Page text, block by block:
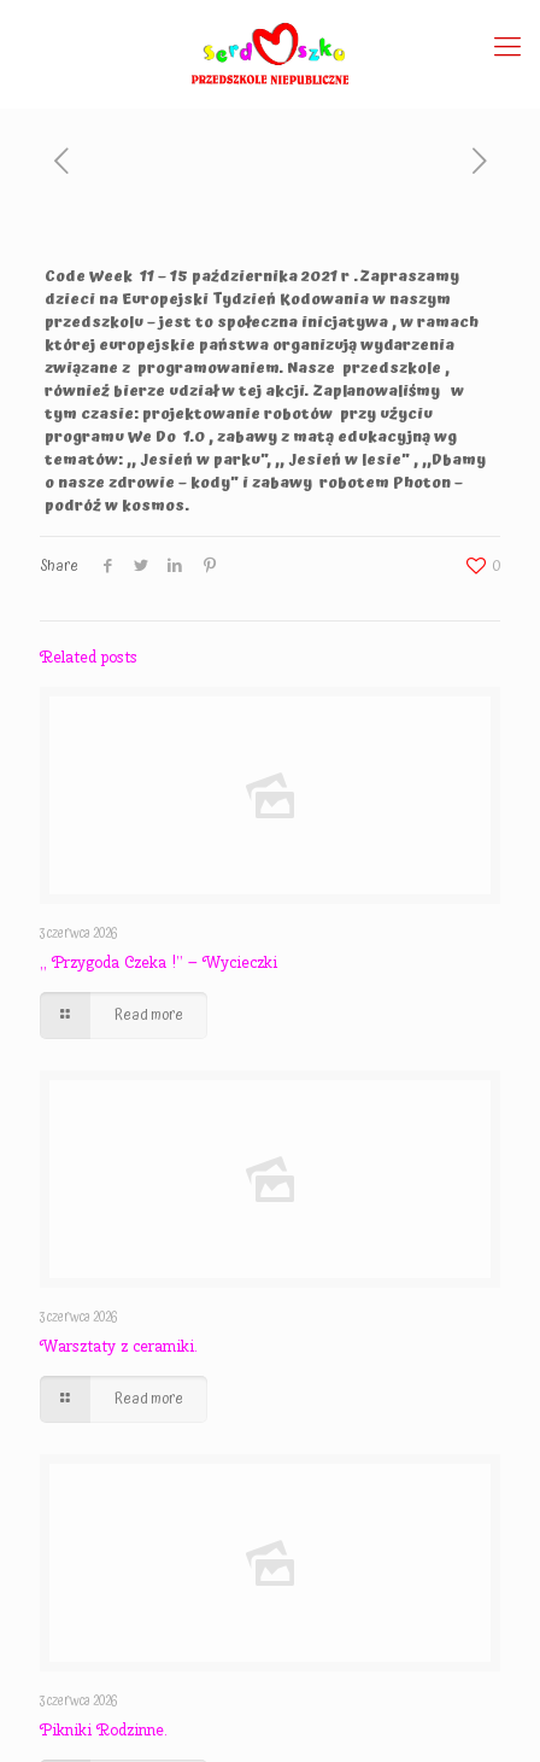
Code Week 11 – 15 października 2021 r .Zapraszamy
dzieci na Europejski Tydzień Kodowania w naszym
przedszkolu – jest to społeczna inicjatywa , w ramach
której europejskie państwa organizują wydarzenia
związane z programowaniem. Nasze przedszkole ,
również bierze udział w tej akcji. Zaplanowaliśmy w
tym czasie: projektowanie robotów przy użyciu
programu We Do 1.0 , zabawy z matą edukacyjną wg
tematów: ,, Jesień w parku”, ,, Jesień w lesie” , ,,Dbamy
o nasze zdrowie – kody” i zabawy robotem Photon –
podróż w kosmos.
Share 0
Related posts
3 czerwca 2026
,, Przygoda Czeka !” – Wycieczki
Read more
3 czerwca 2026
Warsztaty z ceramiki.
Read more
3 czerwca 2026
Pikniki Rodzinne.